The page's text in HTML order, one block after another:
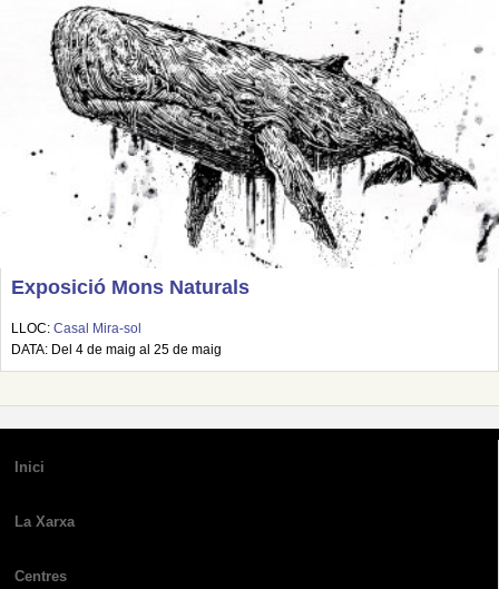
Exposició Mons Naturals
LLOC: Casal Mira-sol
DATA: Del 4 de maig al 25 de maig
Inici
La Xarxa
Centres